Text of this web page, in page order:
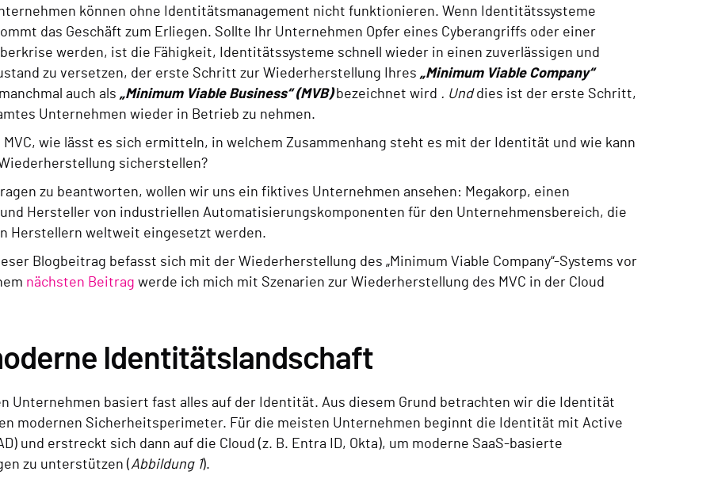
können ohne Identitätsmanagement nicht funktionieren. Wenn Identitätssysteme
das Geschäft zum Erliegen. Sollte Ihr Unternehmen Opfer eines Cyberangriffs oder einer
werden, ist die Fähigkeit, Identitätssysteme schnell wieder in einen zuverlässigen und
zu versetzen, der erste Schritt zur Wiederherstellung Ihres „Minimum Viable Company“
auch als „Minimum Viable Business“ (MVB) bezeichnet wird . Unddies ist der erste Schritt,
Unternehmen wieder in Betrieb zu nehmen.
MVC, wie lässt es sich ermitteln, in welchem Zusammenhang steht es mit der Identität und wie kann
sicherstellen?
zu beantworten, wollen wir uns ein fiktives Unternehmen ansehen: Megakorp, einen
Hersteller von industriellen Automatisierungskomponenten für den Unternehmensbereich, die
Herstellern weltweit eingesetzt werden.
Blogbeitrag befasst sich mit der Wiederherstellung des „Minimum Viable Company“-Systems vor
nächsten Beitrag werde ich mich mit Szenarien zur Wiederherstellung des MVC in der Cloud
Identitätslandschaft
Unternehmen basiert fast alles auf der Identität. Aus diesem Grund betrachten wir die Identität
modernen Sicherheitsperimeter. Für die meisten Unternehmen beginnt die Identität mit Active
und erstreckt sich dann auf die Cloud (z. B. Entra ID, Okta), um moderne SaaS-basierte
zu unterstützen (Abbildung 1).